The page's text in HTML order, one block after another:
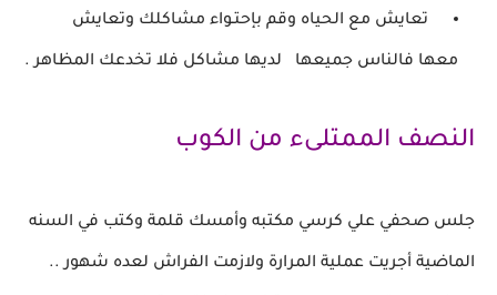
تعايش مع الحياه وقم بإحتـواء مشاكلك وتعايش
معها فالناس جميعها لديها مشاكل فلا تخدعك المظاهر .
النصف الممتلىء من الكوب
جلس صحفي علي كرسي مكتبه وأمسك قلمة وكتب في السنه
الماضية أجريت عملية المرارة ولازمت الفراش لعده شهور ..